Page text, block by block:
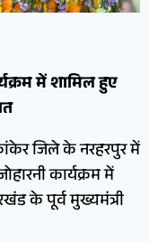
में शामिल हुए
जिले के नरहरपुर में
कार्यक्रम में
के पूर्व मुख्यमंत्री